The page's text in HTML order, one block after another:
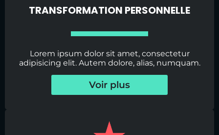
TRANSFORMATION PERSONNELLE
Lorem ipsum dolor sit amet, consectetur
adipisicing elit. Autem dolore, alias, numquam.
Voir plus